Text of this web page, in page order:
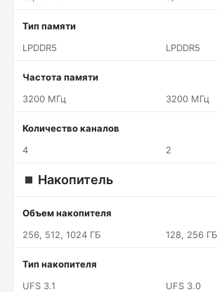
Тип памяти
LPDDR5
LPDDR5
Частота памяти
3200 МГц
3200 МГц
Количество каналов
4
2
Накопитель
Объем накопителя
256, 512, 1024 ГБ
128, 256 ГБ
Тип накопителя
UFS 3.1
UFS 3.0